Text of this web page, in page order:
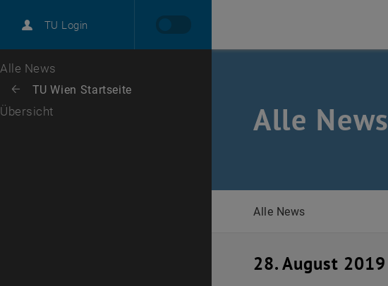
TU Login
Karriere
Zur 1. Menü Ebene
Alle News
Zurück: Subseiten von TU Wien Startseite auflisten
Zurück zur letzten Ebene:
TU Wien Startseite
Übersicht Alle
Alle News
28. August 2019